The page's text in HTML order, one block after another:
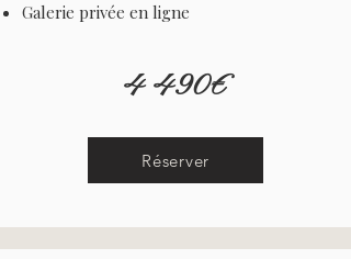
Galerie privée en ligne
4 490€
Réserver